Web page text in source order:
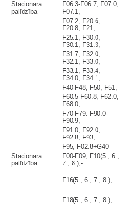
Stacionārā
palīdzība
F06.3-F06.7, F07.0,
F07.1,
F07.2, F20.6,
F20.8, F21,
F25.1, F30.0,
F30.1, F31.3,
F31.7, F32.0,
F32.1, F33.0,
F33.1, F33.4,
F34.0, F34.1,
F40-F48, F50, F51,
F60.5-F60.8, F62.0,
F68.0,
F70-F79, F90.0-
F90.9,
F91.0, F92.0,
F92.8, F93,
F95, F02.8+G40
Stacionārā
palīdzība
F00-F09, F10(5., 6.,
7., 8.),-
F16(5., 6., 7., 8.),
F18(5., 6., 7., 8.),